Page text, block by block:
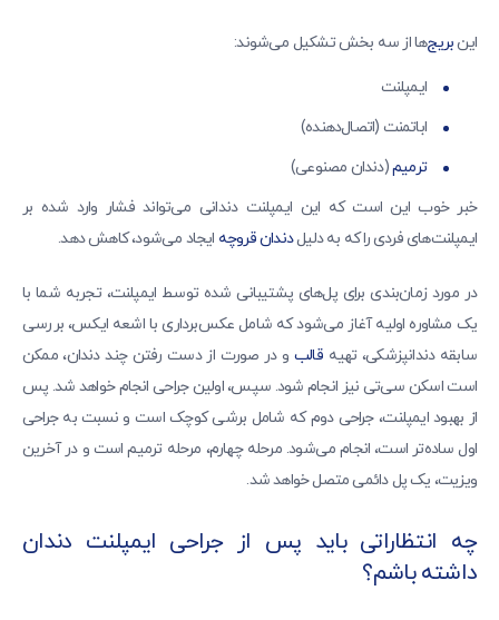
اینبریج‌ها از سه بخش تشکیل می‌شوند:
ایمپلنت
اباتمنت (اتصال‌دهنده)
ترمیم(دندان مصنوعی)
خبر خوب این است که این ایمپلنت دندانی می‌تواند فشار وارد شده بر
ایمپلنت‌های فردی را که به دلیلدندان قروچه ایجاد می‌شود، کاهش دهد.
در مورد زمان‌بندی برای پل‌های پشتیبانی شده توسط ایمپلنت، تجربه شما با
یک مشاوره اولیه آغاز می‌شود که شامل عکس‌برداری با اشعه ایکس، بررسی
سابقه دندانپزشکی، تهیهقالبو در صورت از دست رفتن چند دندان، ممکن
است اسکن سی‌تی نیز انجام شود. سپس، اولین جراحی انجام خواهد شد. پس
از بهبود ایمپلنت، جراحی دوم که شامل برشی کوچک است و نسبت به جراحی
اول ساده‌تر است، انجام می‌شود. مرحله چهارم، مرحله ترمیم است و در آخرین
ویزیت، یک پل دائمی متصل خواهد شد.
چه انتظاراتی باید پس از جراحی ایمپلنت دندان
داشته باشم؟